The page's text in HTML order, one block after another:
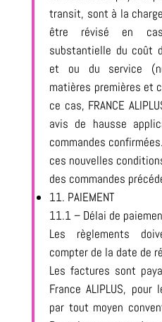
transit, sont à la
être révisé en cas
substantielle du coût
et ou du service
matières premières et
ce cas, FRANCE
avis de hausse
commandes
ces nouvelles
des commandes
11. PAIEMENT
11.1 – Délai de
Les règlements
compter de la date de
Les factures sont
France ALIPLUS,
par tout moyen